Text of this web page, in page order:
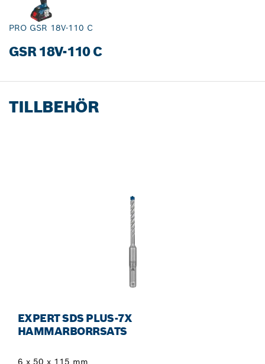
PRO GSR 18V-110 C
GSR 18V-110 C
TILLBEHÖR
EXPERT SDS PLUS-7X
HAMMARBORRSATS
6 x 50 x 115 mm